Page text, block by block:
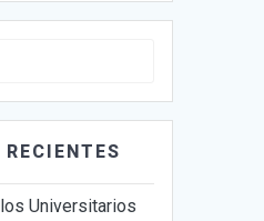
Universitarios